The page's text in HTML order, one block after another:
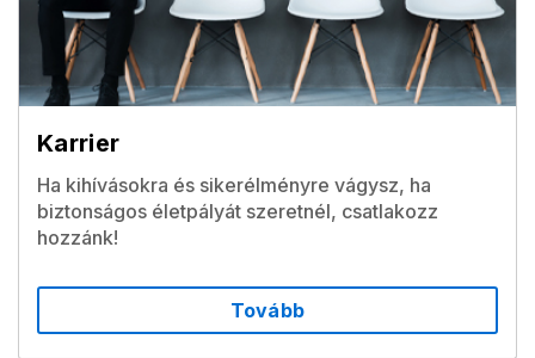
Karrier
Ha kihívásokra és sikerélményre vágysz, ha
biztonságos életpályát szeretnél, csatlakozz
hozzánk!
Tovább